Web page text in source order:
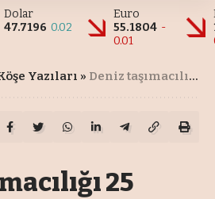
Dolar
47.7196 0.02
Euro
55.1804 -
0.01
Yazıları » Deniz taşımacılığı 25 yılda net sıfıra ulaşabilir
25